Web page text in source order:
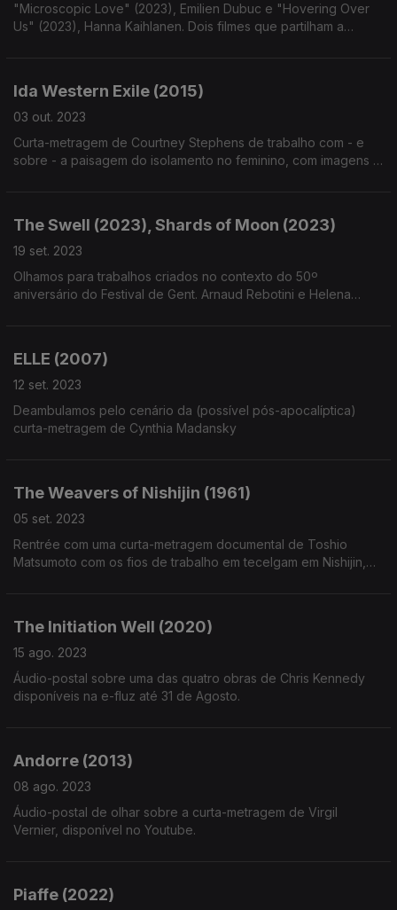
"Microscopic Love" (2023), Emilien Dubuc e "Hovering Over
Us" (2023), Hanna Kaihlanen. Dois filmes que partilham a
Ida Western Exile (2015)
03 out. 2023
Curta-metragem de Courtney Stephens de trabalho com - e
sobre - a paisagem do isolamento no feminino, com imagens e
The Swell (2023), Shards of Moon (2023)
19 set. 2023
Olhamos para trabalhos criados no contexto do 50º
aniversário do Festival de Gent. Arnaud Rebotini e Helena
ELLE (2007)
12 set. 2023
Deambulamos pelo cenário da (possível pós-apocalíptica)
curta-metragem de Cynthia Madansky
The Weavers of Nishijin (1961)
05 set. 2023
Rentrée com uma curta-metragem documental de Toshio
Matsumoto com os fios de trabalho em tecelgam em Nishijin,
The Initiation Well (2020)
15 ago. 2023
Áudio-postal sobre uma das quatro obras de Chris Kennedy
disponíveis na e-fluz até 31 de Agosto.
Andorre (2013)
08 ago. 2023
Áudio-postal de olhar sobre a curta-metragem de Virgil
Vernier, disponível no Youtube.
Piaffe (2022)